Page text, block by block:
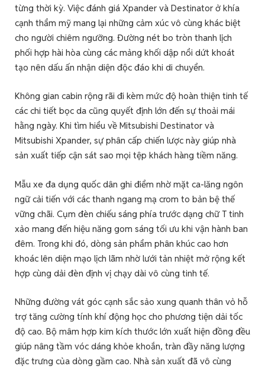
từng thời kỳ. Việc đánh giá Xpander và Destinator ở khía
cạnh thẩm mỹ mang lại những cảm xúc vô cùng khác biệt
cho người chiêm ngưỡng. Đường nét bo tròn thanh lịch
phối hợp hài hòa cùng các mảng khối dập nổi dứt khoát
tạo nên dấu ấn nhận diện độc đáo khi di chuyển.
Không gian cabin rộng rãi đi kèm mức độ hoàn thiện tinh tế
các chi tiết bọc da cũng quyết định lớn đến sự thoải mái
hằng ngày. Khi tìm hiểu về Mitsubishi Destinator và
Mitsubishi Xpander, sự phân cấp chiến lược này giúp nhà
sản xuất tiếp cận sát sao mọi tệp khách hàng tiềm năng.
Mẫu xe đa dụng quốc dân ghi điểm nhờ mặt ca-lăng ngôn
ngữ cải tiến với các thanh ngang mạ crom to bản bệ thế
vững chãi. Cụm đèn chiếu sáng phía trước dạng chữ T tinh
xảo mang đến hiệu năng gom sáng tối ưu khi vận hành ban
đêm. Trong khi đó, dòng sản phẩm phân khúc cao hơn
khoác lên diện mạo lịch lãm nhờ lưới tản nhiệt mở rộng kết
hợp cùng dải đèn định vị chạy dài vô cùng tinh tế.
Những đường vát góc cạnh sắc sảo xung quanh thân vỏ hỗ
trợ tăng cường tính khí động học cho phương tiện dải tốc
độ cao. Bộ mâm hợp kim kích thước lớn xuất hiện đồng đều
giúp nâng tầm vóc dáng khỏe khoắn, tràn đầy năng lượng
đặc trưng của dòng gầm cao. Nhà sản xuất đã vô cùng